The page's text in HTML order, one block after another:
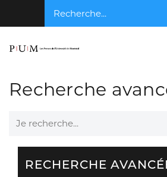
Recherche...
Recherche
Je recherche...
RECHERCHE